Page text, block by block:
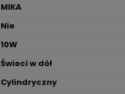
MIKA
Nie
10W
Świeci w dół
Cylindryczny